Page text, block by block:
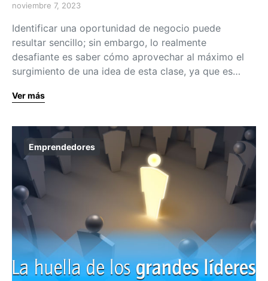
noviembre 7, 2023
Identificar una oportunidad de negocio puede
resultar sencillo; sin embargo, lo realmente
desafiante es saber cómo aprovechar al máximo el
surgimiento de una idea de esta clase, ya que es…
Ver más
Emprendedores